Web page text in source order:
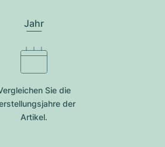
Jahr
Sie die
der
Artikel.